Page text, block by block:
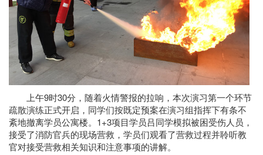
上午9时30分，随着火情警报的拉响，本次演习第一个环节
疏散演练正式开启，同学们按既定预案在演习组指挥下有条不
紊地撤离学员公寓楼。1+3项目学员吕同学模拟被困受伤人员，
接受了消防官兵的现场营救，学员们观看了营救过程并聆听教
官对接受营救相关知识和注意事项的讲解。